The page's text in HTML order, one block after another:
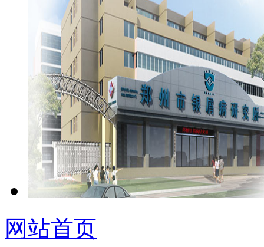
网站首页